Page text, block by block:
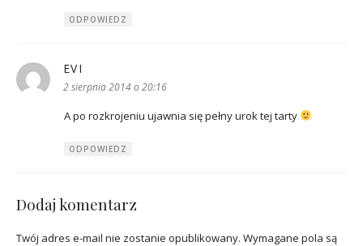
ODPOWIEDZ
EVI
2 sierpnia 2014 o 20:16
A po rozkrojeniu ujawnia się pełny urok tej tarty
ODPOWIEDZ
Dodaj komentarz
Twój adres e-mail nie zostanie opublikowany. Wymagane pola są